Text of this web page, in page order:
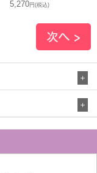
5,270円(税込)